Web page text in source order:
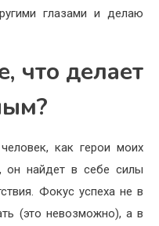
глазами и делаю
что делает
как герои моих
он найдет в себе силы
Фокус успеха не в
(это невозможно), а в